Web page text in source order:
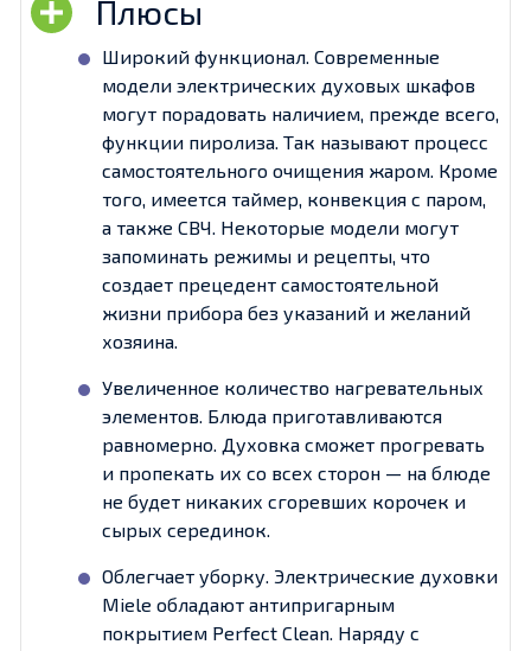
Широкий функционал. Современные
модели электрических духовых шкафов
могут порадовать наличием, прежде всего,
функции пиролиза. Так называют процесс
самостоятельного очищения жаром. Кроме
того, имеется таймер, конвекция с паром,
а также СВЧ. Некоторые модели могут
запоминать режимы и рецепты, что
создает прецедент самостоятельной
жизни прибора без указаний и желаний
хозяина.
Увеличенное количество нагревательных
элементов. Блюда приготавливаются
равномерно. Духовка сможет прогревать
и пропекать их со всех сторон — на блюде
не будет никаких сгоревших корочек и
сырых серединок.
Облегчает уборку. Электрические духовки
Miele обладают антипригарным
покрытием Perfect Clean. Наряду с